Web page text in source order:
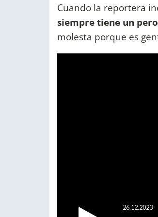
Cuando la reportera
siempre tiene un
molesta porque es